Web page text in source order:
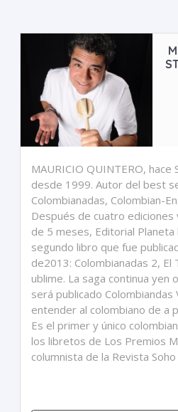
MAURICIO QUINTERO, hace
desde 1999. Autor del best
Colombianadas, Colombian-
Después de cuatro ediciones
de 5 meses, Editorial Planeta
segundo libro que fue
de2013: Colombianadas 2, El
ublime. La saga continua yen
será publicado Colombiandas
entender al colombiano de a
Es el primer y único
los libretos de Los Premios
columnista de la Revista